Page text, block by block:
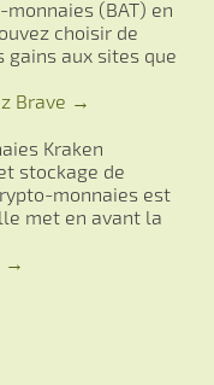
(BAT) en
choisir de
gains aux sites que
Brave →
Kraken
stockage de
monnaies est
met en avant la
→